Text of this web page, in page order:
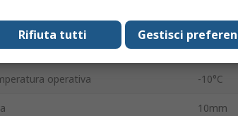
di alimentazione 24V ca
operativa -10°C
10mm
Gestisci
Rifiuta tutti